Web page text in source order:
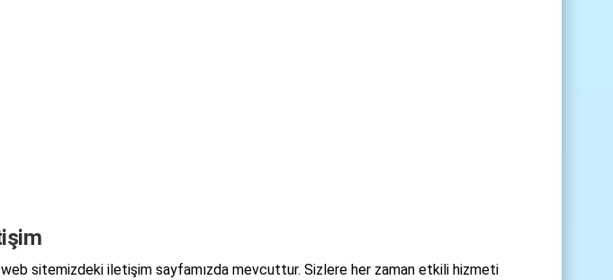
sitemizdeki iletişim sayfamızda mevcuttur. Sizlere her zaman etkili hizmeti